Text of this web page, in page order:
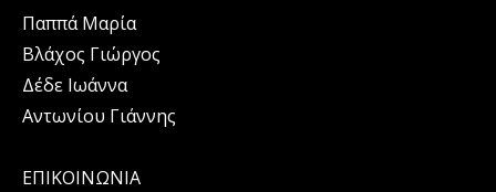
Παππά Μαρία
Βλάχος Γιώργος
Δέδε Ιωάννα
Αντωνίου Γιάννης
ΕΠΙΚΟΙΝΩΝΙΑ